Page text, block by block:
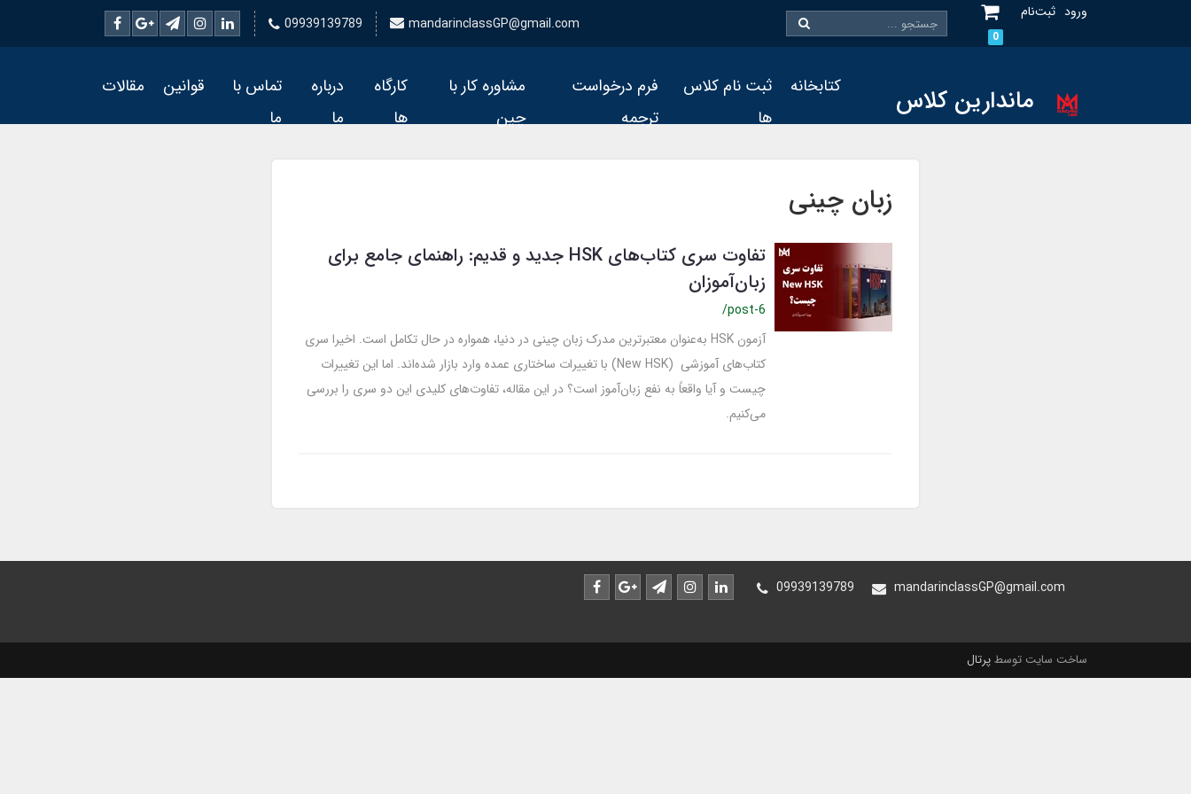
ورود ثبت‌نام
0
09939139789 mandarinclassGP@gmail.com
ماندارین کلاس کتابخانه
ثبت نام کلاس
ها
فرم درخواست
ترجمه
مشاوره کار با
چین
کارگاه
ها
درباره
ما
تماس با
ما
قوانین مقالات
زبان چینی
تفاوت سری کتاب‌های HSK جدید و قدیم: راهنمای جامع برای
زبان‌آموزان
/post-6
آزمون HSK به‌عنوان معتبرترین مدرک زبان چینی در دنیا، همواره در حال تکامل است. اخیرا سری
کتاب‌های آموزشی (New HSK) با تغییرات ساختاری عمده وارد بازار شده‌اند. اما این تغییرات
چیست و آیا واقعاً به نفع زبان‌آموز است؟ در این مقاله، تفاوت‌های کلیدی این دو سری را بررسی
می‌کنیم.
09939139789 mandarinclassGP@gmail.com
ساخت سایت توسطپرتال